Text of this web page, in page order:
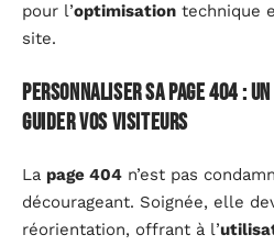
pour l’optimisation technique
site.
Personnaliser sa page 404 :
guider vos visiteurs
La page 404 n’est pas
décourageant. Soignée, elle
réorientation, offrant à l’